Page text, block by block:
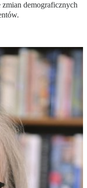
demograficznych